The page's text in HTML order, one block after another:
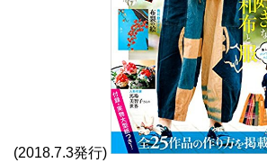
(2018.7.3発行)